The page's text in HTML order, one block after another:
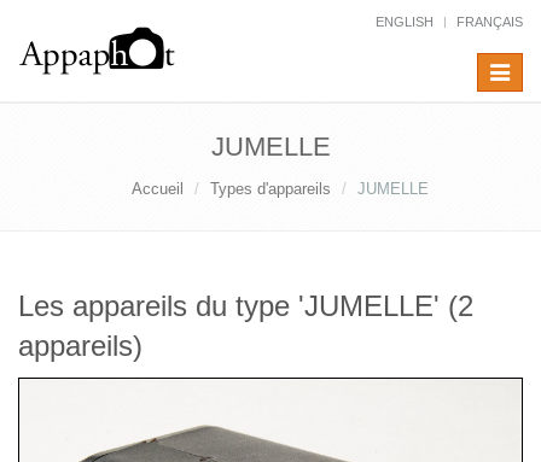
ENGLISH FRANÇAIS
Toggle
JUMELLE
Accueil Types d'appareils JUMELLE
Les appareils du type 'JUMELLE' (2
appareils)